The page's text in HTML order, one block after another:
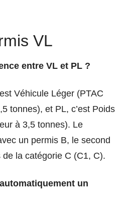
VL
entre VL et PL ?
Véhicule Léger (PTAC
tonnes), et PL, c’est Poids
à 3,5 tonnes). Le
un permis B, le second
la catégorie C (C1, C).
un